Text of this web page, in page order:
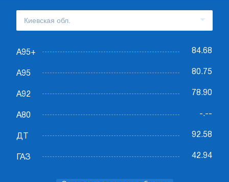
А95+ 84.68
А95 80.75
А92 78.90
А80 -.--
ДТ 92.58
ГАЗ 42.94